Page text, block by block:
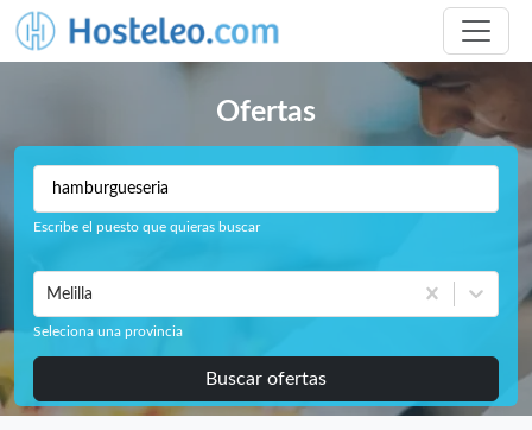
Ofertas
Escribe el puesto que quieras buscar
Melilla
Seleciona una provincia
Buscar ofertas